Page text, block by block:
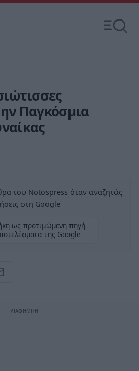
Παγκόσμια
του Notospress όταν αναζητάς
στη Google
ως προτιμώμενη πηγή
της Google